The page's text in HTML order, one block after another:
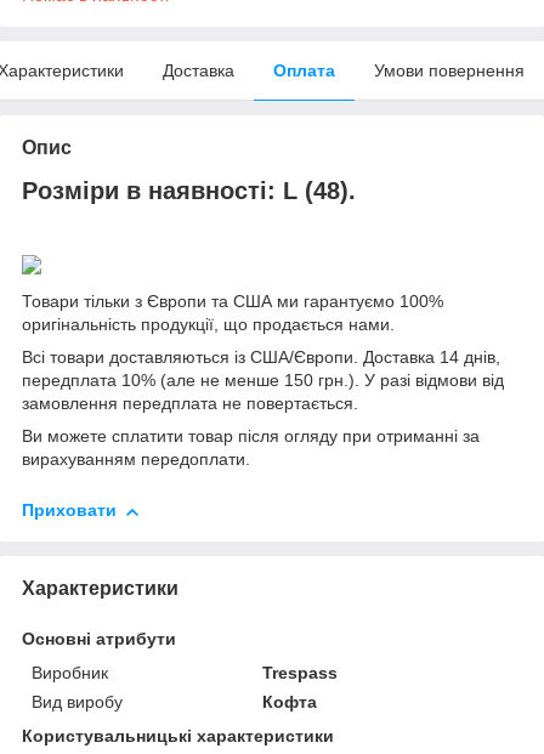
Доставка Оплата Умови повернення
Опис
Розміри в наявності: L (48).
Товари тільки з Європи та США ми гарантуємо 100%
оригінальність продукції, що продається нами.
Всі товари доставляються із США/Європи. Доставка 14 днів,
передплата 10% (але не менше 150 грн.). У разі відмови від
замовлення передплата не повертається.
Ви можете сплатити товар після огляду при отриманні за
вирахуванням передоплати.
Приховати
Характеристики
Основні атрибути
Виробник
Trespass
Вид виробу
Кофта
Користувальницькі характеристики